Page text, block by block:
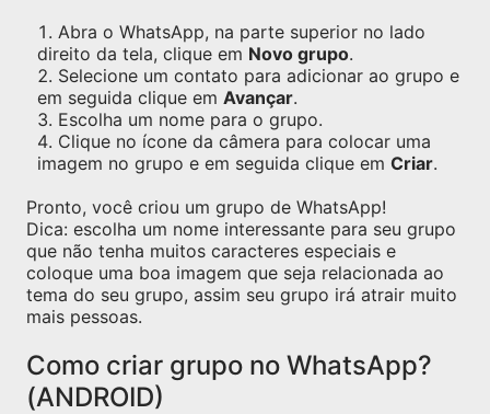
Abra o WhatsApp, na parte superior no lado
direito da tela, clique em Novo grupo.
Selecione um contato para adicionar ao grupo e
em seguida clique em Avançar.
Escolha um nome para o grupo.
Clique no ícone da câmera para colocar uma
imagem no grupo e em seguida clique em Criar.
Pronto, você criou um grupo de WhatsApp!
Dica: escolha um nome interessante para seu grupo
que não tenha muitos caracteres especiais e
coloque uma boa imagem que seja relacionada ao
tema do seu grupo, assim seu grupo irá atrair muito
mais pessoas.
Como criar grupo no WhatsApp?
(ANDROID)